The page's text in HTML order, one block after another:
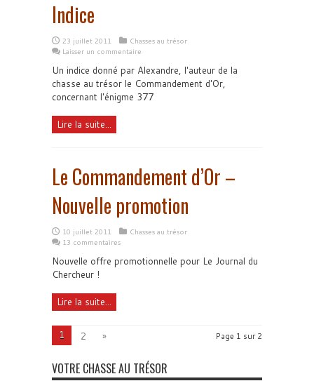
Indice
23 juillet 2011
Chasses au trésor
Laisser un commentaire
Un indice donné par Alexandre, l'auteur de la
chasse au trésor le Commandement d'Or,
concernant l'énigme 377
Lire la suite...
Le Commandement d’Or –
Nouvelle promotion
10 juillet 2011
Chasses au trésor
13 commentaires
Nouvelle offre promotionnelle pour Le Journal du
Chercheur !
Lire la suite...
Page 1 sur 2
1 2 »
VOTRE CHASSE AU TRÉSOR